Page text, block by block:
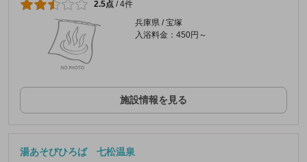
2.5点 /4件
兵庫県 / 宝塚
入浴料金：450円～
施設情報を見る
湯あそびひろば 七松温泉